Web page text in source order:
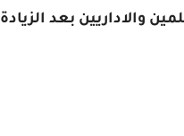
والاداريين بعد الزيادة